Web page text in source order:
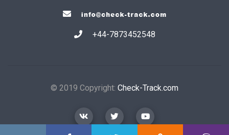
+44-7873452548
© 2019 Copyright: Check-Track.com